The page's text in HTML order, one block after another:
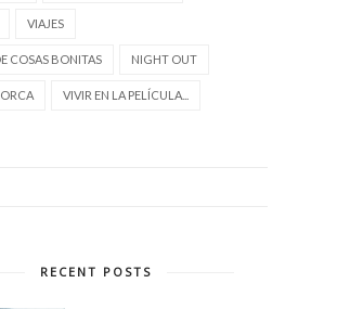
VIAJES
COSAS BONITAS NIGHT OUT
VIVIR EN LA PELÍCULA...
RECENT POSTS